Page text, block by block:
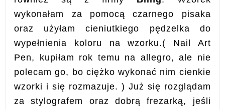
wykonałam za pomocą czarnego pisaka
oraz użyłam cieniutkiego pędzelka do
wypełnienia koloru na wzorku.( Nail Art
Pen, kupiłam rok temu na allegro, ale nie
polecam go, bo ciężko wykonać nim cienkie
wzorki i się rozmazuje. ) Już się rozglądam
za stylografem oraz dobrą frezarką, jeśli